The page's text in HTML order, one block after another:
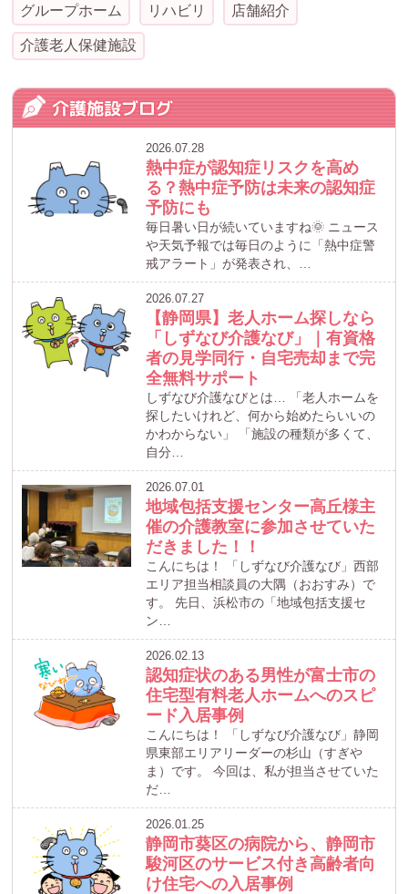
グループホーム リハビリ 店舗紹介
介護老人保健施設
介護施設ブログ
2026.07.28
熱中症が認知症リスクを高め
る？熱中症予防は未来の認知症
予防にも
毎日暑い日が続いていますね🌞 ニュース
や天気予報では毎日のように「熱中症警
戒アラート」が発表され、…
2026.07.27
【静岡県】老人ホーム探しなら
「しずなび介護なび」｜有資格
者の見学同行・自宅売却まで完
全無料サポート
しずなび介護なびとは… 「老人ホームを
探したいけれど、何から始めたらいいの
かわからない」 「施設の種類が多くて、
自分…
2026.07.01
地域包括支援センター高丘様主
催の介護教室に参加させていた
だきました！！
こんにちは！ 「しずなび介護なび」西部
エリア担当相談員の大隅（おおすみ）で
す。 先日、浜松市の「地域包括支援セ
ン…
2026.02.13
認知症状のある男性が富士市の
住宅型有料老人ホームへのスピ
ード入居事例
こんにちは！ 「しずなび介護なび」静岡
県東部エリアリーダーの杉山（すぎや
ま）です。 今回は、私が担当させていた
だ…
2026.01.25
静岡市葵区の病院から、静岡市
駿河区のサービス付き高齢者向
け住宅への入居事例